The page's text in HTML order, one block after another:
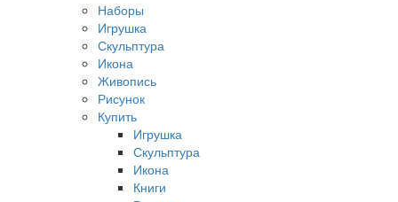
Наборы
Игрушка
Скульптура
Икона
Живопись
Рисунок
Купить
Игрушка
Скульптура
Икона
Книги